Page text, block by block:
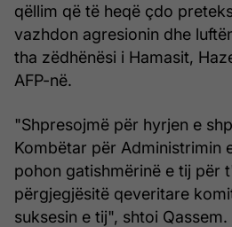
qëllim që të heqë çdo
vazhdon agresionin dhe
tha zëdhënësi i Hamasit,
AFP-në.
"Shpresojmë për hyrjen e
Kombëtar për Administrimin
pohon gatishmërinë e tij për
përgjegjësitë qeveritare
suksesin e tij", shtoi Qassem.